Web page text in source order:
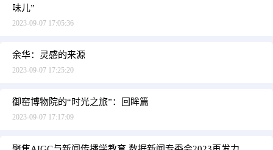
味儿”
2023-09-07 17:05:36
余华：灵感的来源
2023-09-07 17:25:20
御窑博物院的“时光之旅”：回眸篇
2023-09-07 17:17:09